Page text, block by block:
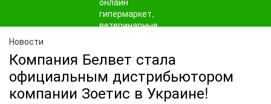
Новости
Компания Белвет стала
официальным дистрибьютором
компании Зоетис в Украине!